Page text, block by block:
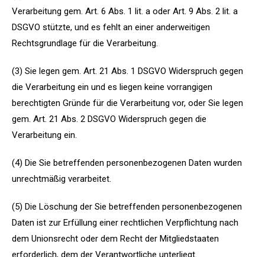
Verarbeitung gem. Art. 6 Abs. 1 lit. a oder Art. 9 Abs. 2 lit. a
DSGVO stützte, und es fehlt an einer anderweitigen
Rechtsgrundlage für die Verarbeitung.
(3) Sie legen gem. Art. 21 Abs. 1 DSGVO Widerspruch gegen
die Verarbeitung ein und es liegen keine vorrangigen
berechtigten Gründe für die Verarbeitung vor, oder Sie legen
gem. Art. 21 Abs. 2 DSGVO Widerspruch gegen die
Verarbeitung ein.
(4) Die Sie betreffenden personenbezogenen Daten wurden
unrechtmäßig verarbeitet.
(5) Die Löschung der Sie betreffenden personenbezogenen
Daten ist zur Erfüllung einer rechtlichen Verpflichtung nach
dem Unionsrecht oder dem Recht der Mitgliedstaaten
erforderlich, dem der Verantwortliche unterliegt.